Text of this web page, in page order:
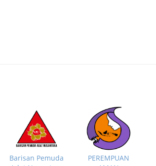
Barisan Pemuda
PEREMPUAN